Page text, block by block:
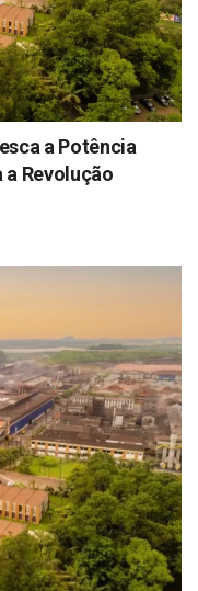
a Potência
a Revolução